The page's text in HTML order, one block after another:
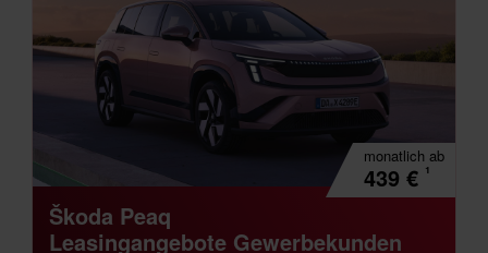
monatlich ab
439 € ¹
Škoda Peaq
Leasingangebote Gewerbekunden